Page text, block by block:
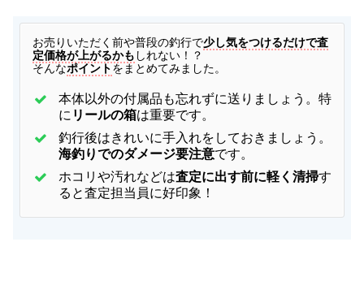
お売りいただく前や普段の釣行で少し気をつけるだけで査
定価格が上がるかも しれない！？
そんなポイントをまとめてみました。
本体以外の付属品も忘れずに送りましょう。特
に リールの箱は重要です。
釣行後はきれいに手入れをしておきましょう。
海釣りでのダメージ要注意です。
ホコリや汚れなどは査定に出す前に軽く清掃す
ると査定担当員に好印象！